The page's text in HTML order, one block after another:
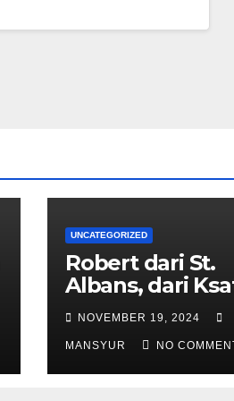
UNCATEGORIZED
Robert dari St.
Albans, dari
Templar Menjadi
Komandan
Shalahuddin
Merebut
NOVEMBER 19, 2024
MANSYUR NO